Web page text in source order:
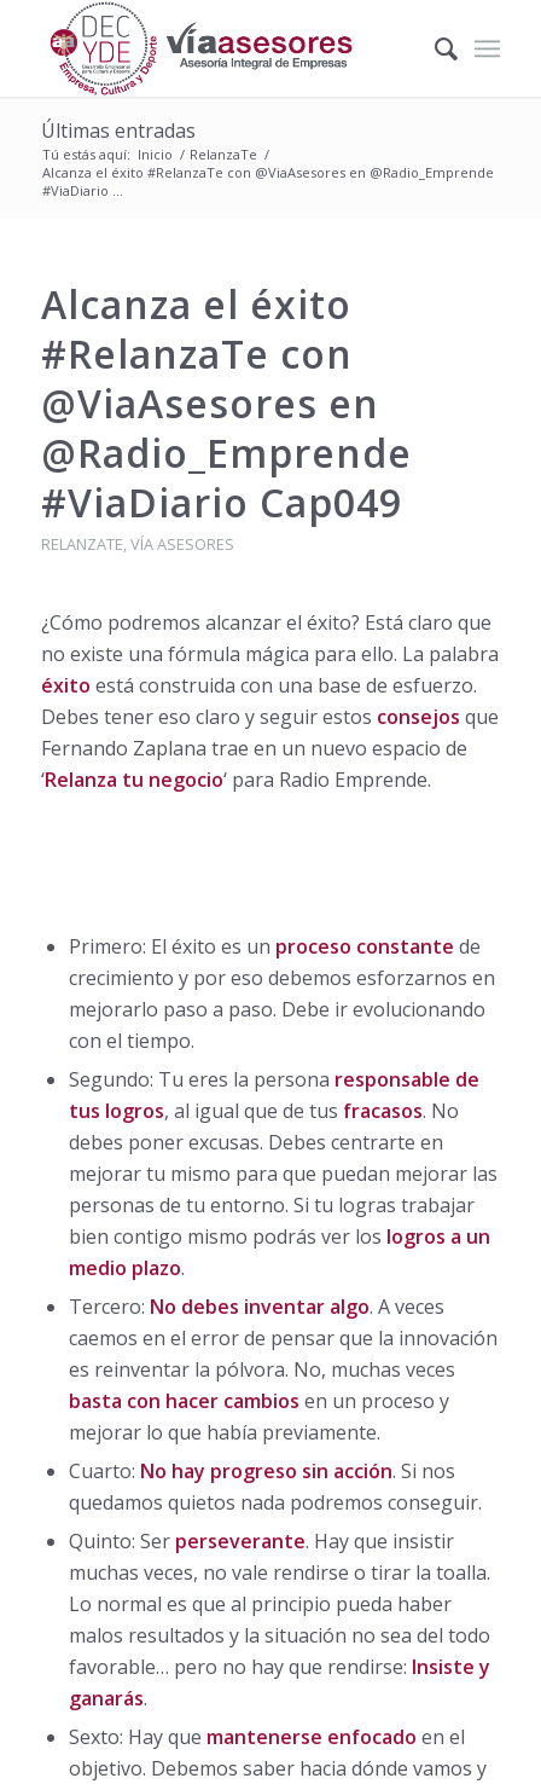
Últimas entradas
Tú estás aquí: Inicio / RelanzaTe /
Alcanza el éxito #RelanzaTe con @ViaAsesores en @Radio_Emprende
#ViaDiario ...
Alcanza el éxito
#RelanzaTe con
@ViaAsesores en
@Radio_Emprende
#ViaDiario Cap049
RELANZATE,VÍA ASESORES
¿Cómo podremos alcanzar el éxito? Está claro que
no existe una fórmula mágica para ello. La palabra
éxito está construida con una base de esfuerzo.
Debes tener eso claro y seguir estos consejos que
Fernando Zaplana trae en un nuevo espacio de
‘Relanza tu negocio‘ para Radio Emprende.
Primero: El éxito es un proceso constante de
crecimiento y por eso debemos esforzarnos en
mejorarlo paso a paso. Debe ir evolucionando
con el tiempo.
Segundo: Tu eres la persona responsable de
tus logros, al igual que de tus fracasos. No
debes poner excusas. Debes centrarte en
mejorar tu mismo para que puedan mejorar las
personas de tu entorno. Si tu logras trabajar
bien contigo mismo podrás ver los logros a un
medio plazo.
Tercero: No debes inventar algo. A veces
caemos en el error de pensar que la innovación
es reinventar la pólvora. No, muchas veces
basta con hacer cambios en un proceso y
mejorar lo que había previamente.
Cuarto: No hay progreso sin acción. Si nos
quedamos quietos nada podremos conseguir.
Quinto: Ser perseverante. Hay que insistir
muchas veces, no vale rendirse o tirar la toalla.
Lo normal es que al principio pueda haber
malos resultados y la situación no sea del todo
favorable… pero no hay que rendirse: Insiste y
ganarás.
Sexto: Hay que mantenerse enfocado en el
objetivo. Debemos saber hacia dónde vamos y